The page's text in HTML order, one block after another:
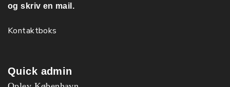
og skriv en mail.
Kontaktboks
Quick admin